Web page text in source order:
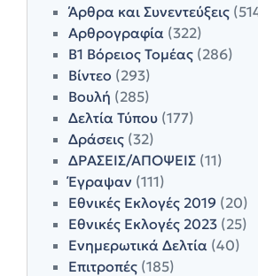
Άρθρα και Συνεντεύξεις
Αρθρογραφία (322)
Β1 Βόρειος Τομέας (286)
Βίντεο (293)
Βουλή (285)
Δελτία Τύπου (177)
Δράσεις (32)
ΔΡΑΣΕΙΣ/ΑΠΟΨΕΙΣ (11)
Έγραψαν (111)
Εθνικές Εκλογές 2019 (20)
Εθνικές Εκλογές 2023 (25)
Ενημερωτικά Δελτία (40)
Επιτροπές (185)